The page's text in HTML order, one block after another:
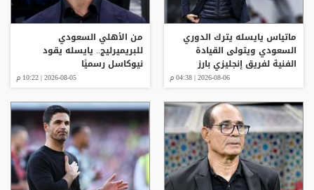
ماتياس يايسله يترك الدوري
السعودي ويتولى القيادة
الفنية لفريق إنجليزي بارز
2026-08-06 | 04:38 م
من الأهلي السعودي
للبريميرليج.. يايسله يقود
نيوكاسل رسميًا
2026-08-05 | 10:22 م